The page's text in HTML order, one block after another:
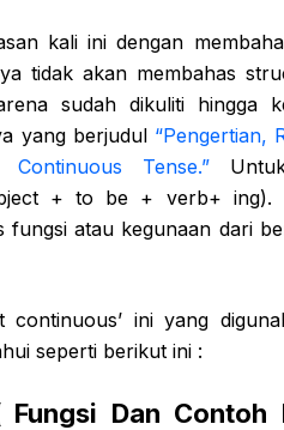
kali ini dengan
tidak akan membahas
sudah dikuliti hingga
yang berjudul “Pengertian,
Tense.”
+ to be + verb+ ing).
fungsi atau kegunaan dari
ini yang
seperti berikut ini :
Dan Contoh